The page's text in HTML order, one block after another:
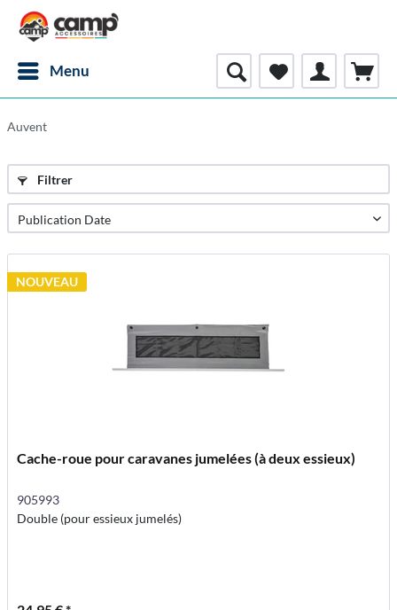
Menu
Auvent
Filtrer
NOUVEAU
Cache-roue pour caravanes jumelées (à deux essieux)
905993
Double (pour essieux jumelés)